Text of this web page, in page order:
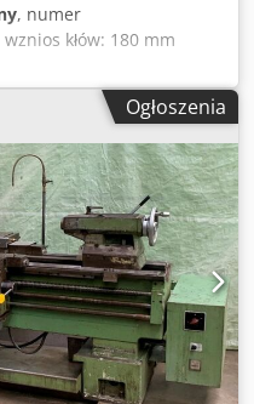
, numer
wznios kłów: 180 mm
mm maks. obiegu Ø
nudne: 50 mm
konika: 5
33,5 - 1500 obr/min
0,004-1,05/0,001-0,35
elektryczne: 380
3,7 kW: 3470 x 950 x 1240
Aczer
Ogłoszenia